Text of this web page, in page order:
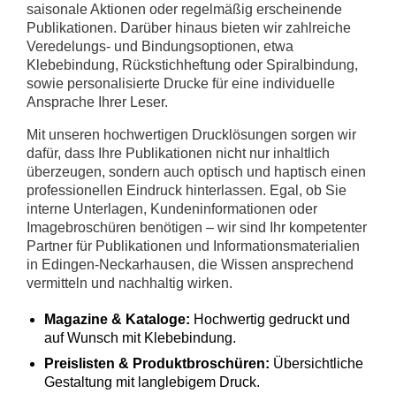
saisonale Aktionen oder regelmäßig erscheinende
Publikationen. Darüber hinaus bieten wir zahlreiche
Veredelungs- und Bindungsoptionen, etwa
Klebebindung, Rückstichheftung oder Spiralbindung,
sowie personalisierte Drucke für eine individuelle
Ansprache Ihrer Leser.
Mit unseren hochwertigen Drucklösungen sorgen wir
dafür, dass Ihre Publikationen nicht nur inhaltlich
überzeugen, sondern auch optisch und haptisch einen
professionellen Eindruck hinterlassen. Egal, ob Sie
interne Unterlagen, Kundeninformationen oder
Imagebroschüren benötigen – wir sind Ihr kompetenter
Partner für Publikationen und Informationsmaterialien
in Edingen-Neckarhausen, die Wissen ansprechend
vermitteln und nachhaltig wirken.
Magazine & Kataloge: Hochwertig gedruckt und
auf Wunsch mit Klebebindung.
Preislisten & Produktbroschüren: Übersichtliche
Gestaltung mit langlebigem Druck.